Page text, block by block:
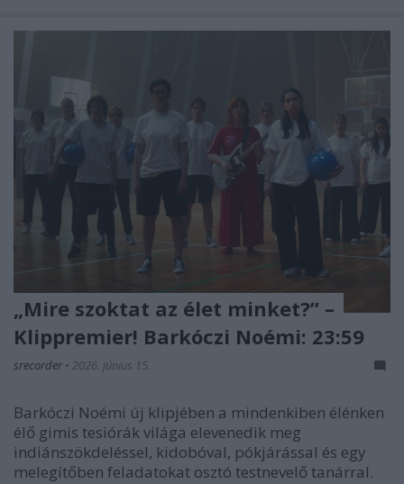
„Mire szoktat az élet minket?” –
Klippremier! Barkóczi Noémi: 23:59
srecorder • 2026. június 15.
Barkóczi Noémi új klipjében a mindenkiben élénken
élő gimis tesiórák világa elevenedik meg
indiánszökdeléssel, kidobóval, pókjárással és egy
melegítőben feladatokat osztó testnevelő tanárral.